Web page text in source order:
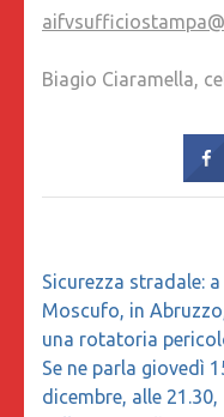
Biagio Ciaramella,
Navigazione
articoli
Sicurezza stradale: a
Moscufo, in
una rotatoria
Se ne parla giovedì
dicembre, alle 21.30,